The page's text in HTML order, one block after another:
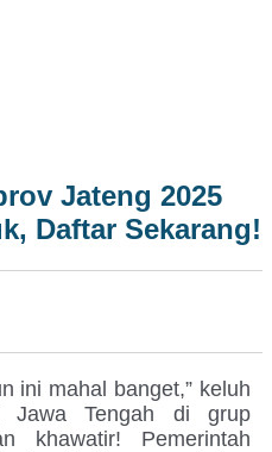
Jateng 2025
Daftar Sekarang!
ini mahal banget,” keluh
Jawa Tengah di grup
khawatir! Pemerintah